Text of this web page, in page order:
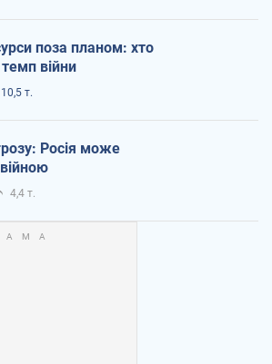
поза планом: хто
війни
10,5 т.
Росія може
4,4 т.